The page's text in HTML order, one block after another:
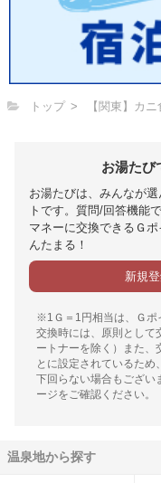
トップ 【関東】カ
お湯たび
お湯たびは、みんなが
トです。質問/回答機能
マネーに交換できるＧ
んたまる！
新規
※1Ｇ＝1円相当は、Ｇポ
交換時には、原則として
ートナーを除く）また、
とに設定されているた
下回らない場合もござ
ージをご確認ください。
温泉地から探す